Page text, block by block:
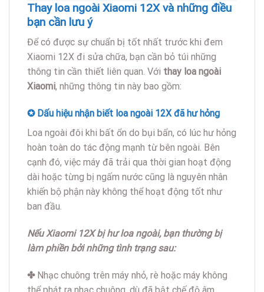
Thay loa ngoài Xiaomi 12X và những điều
bạn cần lưu ý
Để có được sự chuẩn bị tốt nhất trước khi đem
Xiaomi 12X đi sửa chữa, bạn cần bỏ túi những
thông tin cần thiết liên quan. Với thay loa ngoài
Xiaomi, những thông tin này bao gồm:
✪ Dấu hiệu nhận biết loa ngoài 12X đã hư hỏng
Loa ngoài đôi khi bất ổn do bụi bẩn, có lúc hư hỏng
hoàn toàn do tác động mạnh từ bên ngoài. Bên
cạnh đó, việc máy đã trải qua thời gian hoạt động
dài hoặc từng bị ngấm nước cũng là nguyên nhân
khiến bộ phận này không thể hoạt động tốt như
ban đầu.
Nếu Xiaomi 12X bị hư loa ngoài, bạn thường bị
làm phiền bởi những tình trạng sau:
✤Nhạc chuông trên máy nhỏ, rè hoặc máy không
thể phát ra nhạc chuông, dù đã bật chế độ âm